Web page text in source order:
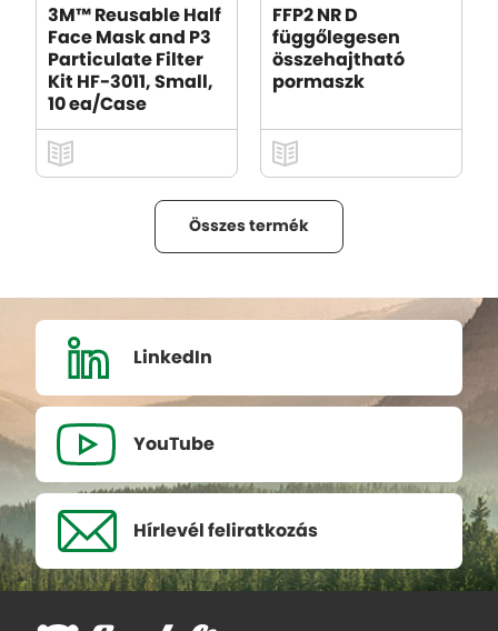
3M™ Reusable Half
Face Mask and P3
Particulate Filter
Kit HF-3011, Small,
10 ea/Case
FFP2 NR D
függőlegesen
összehajtható
pormaszk
Összes termék
LinkedIn
YouTube
Hírlevél feliratkozás